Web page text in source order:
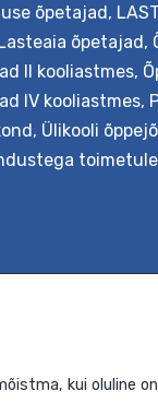
muutuse
koostatakse
õpetajad,
õpetajad,
II kooliastmes,
IV kooliastmes,
, Ülikooli